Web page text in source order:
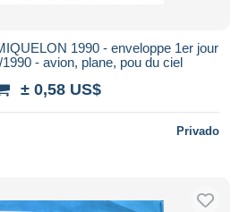
1990 - enveloppe 1er jour
- avion, plane, pou du ciel
± 0,58 US$
Privado